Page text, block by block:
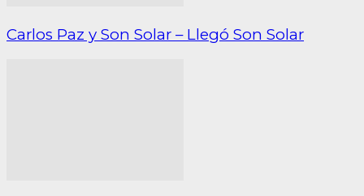
Carlos Paz y Son Solar – Llegó Son Solar